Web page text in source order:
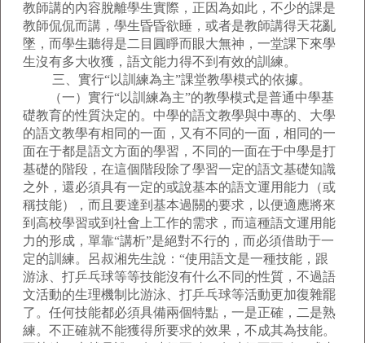
教師講的內容脫離學生實際，正因為如此，不少的課是
教師侃侃而講，學生昏昏欲睡，或者是教師講得天花亂
墜，而學生聽得是二目圓睜而眼大無神，一堂課下來學
生沒有多大收獲，語文能力得不到有效的訓練。
三、實行“以訓練為主”課堂教學模式的依據。
（一）實行“以訓練為主”的教學模式是普通中學基
礎教育的性質決定的。中學的語文教學與中專的、大學
的語文教學有相同的一面，又有不同的一面，相同的一
面在于都是語文方面的學習，不同的一面在于中學是打
基礎的階段，在這個階段除了學習一定的語文基礎知識
之外，還必須具有一定的或說基本的語文運用能力（或
稱技能），而且要達到基本過關的要求，以便適應將來
到高校學習或到社會上工作的需求，而這種語文運用能
力的形成，單靠“講析”是絕對不行的，而必須借助于一
定的訓練。呂叔湘先生說：“使用語文是一種技能，跟
游泳、打乒乓球等等技能沒有什么不同的性質，不過語
文活動的生理機制比游泳、打乒乓球等活動更加復雜罷
了。任何技能都必須具備兩個特點，一是正確，二是熟
練。不正確就不能獲得所要求的效果，不成其為技能。